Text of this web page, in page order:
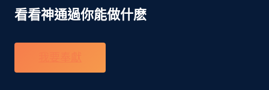
看看神通過你能做什麽